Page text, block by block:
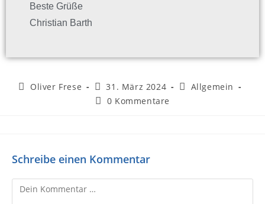
Beste Grüße
Christian Barth
Oliver Frese 31. März 2024
Allgemein
0 Kommentare
Schreibe einen Kommentar